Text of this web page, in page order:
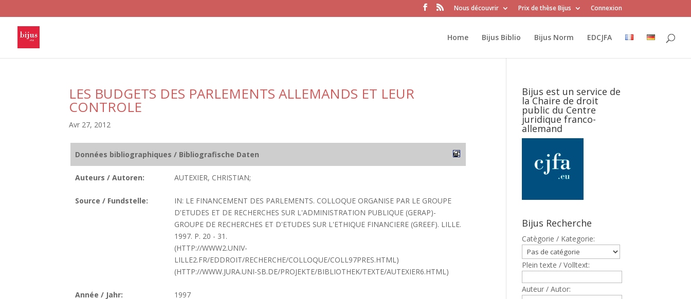
Nous découvrir Prix de thèse Bijus Connexion
Home Bijus Biblio Bijus Norm EDCJFA
LES BUDGETS DES PARLEMENTS ALLEMANDS ET LEUR
CONTROLE
Avr 27, 2012
Données bibliographiques / Bibliografische Daten
Auteurs / Autoren: AUTEXIER, CHRISTIAN;
Source / Fundstelle:
IN: LE FINANCEMENT DES PARLEMENTS. COLLOQUE ORGANISE PAR LE GROUPE
D'ETUDES ET DE RECHERCHES SUR L'ADMINISTRATION PUBLIQUE (GERAP)-
GROUPE DE RECHERCHES ET D'ETUDES SUR L'ETHIQUE FINANCIERE (GREEF). LILLE.
1997. P. 20 - 31.
(HTTP://WWW2.UNIV-
LILLE2.FR/EDDROIT/RECHERCHE/COLLOQUE/COLL97PRES.HTML)
(HTTP://WWW.JURA.UNI-SB.DE/PROJEKTE/BIBLIOTHEK/TEXTE/AUTEXIER6.HTML)
Année / Jahr: 1997
Bijus est un service de
la Chaire de droit
public du Centre
juridique franco-
allemand
Bijus Recherche
Catègorie / Kategorie:
Plein texte / Volltext:
Auteur / Autor: